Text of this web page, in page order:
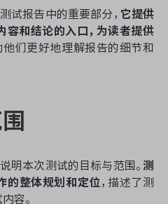
试报告中的重要部分， 它提供
容和结论的入口，为读者提供
他们更好地理解报告的细节和
明本次测试的目标与范围。 测
的整体规划和定位，描述了测
容。